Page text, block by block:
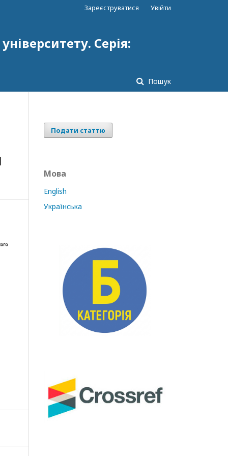
Серія:
Пошук
Зареєструватися Увійти
Подати статтю
Мова
English
Українська